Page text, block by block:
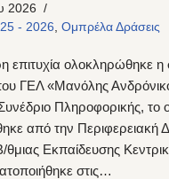
2026
- 2026 Ομπρέλα Δράσεις
επιτυχία ολοκληρώθηκε
ΓΕΛ «Μανόλης
Πληροφορικής, το
από την Περιφερειακή
θμιας Εκπαίδευσης
στις…